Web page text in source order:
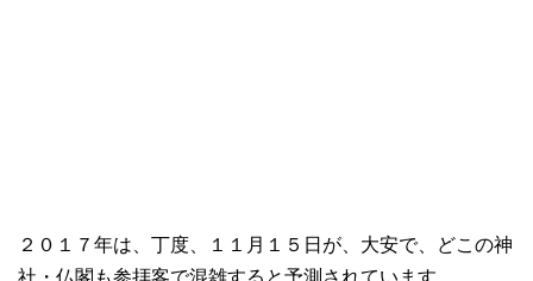
２０１７年は、丁度、１１月１５日が、大安で、どこの神
社・仏閣も参拝客で混雑すると予測されています。